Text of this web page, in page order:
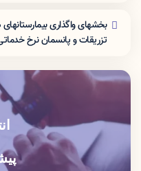
بخشهای واگذاری
تزریقات و پانسمان نرخ